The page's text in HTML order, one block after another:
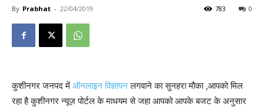
By Prabhat - 22/04/2019 0
783
कुशीनगर जनपद में ऑनलाइन विज्ञापनलगवाने का सुनहरा मौका ,आपको मिल
रहा है कुशीनगर न्यूज़ पोर्टल के माधयम से जहा आपको आपके बजट के अनुसार